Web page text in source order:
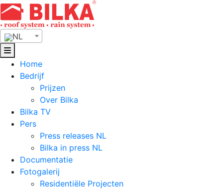
Skip
to
content
NL
Home
Bedrijf
Prijzen
Over Bilka
Bilka TV
Pers
Press releases NL
Bilka in press NL
Documentatie
Fotogalerij
Residentiële Projecten